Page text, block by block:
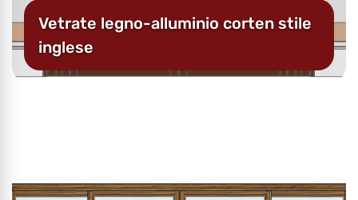
Vetrate legno-alluminio corten stile
inglese